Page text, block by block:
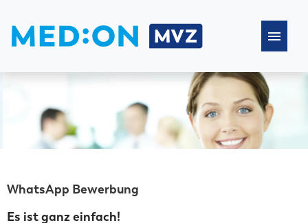
Häufige Fragen
WhatsApp Bewerbung
Es ist ganz einfach!